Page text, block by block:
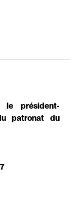
le président-
patronat du